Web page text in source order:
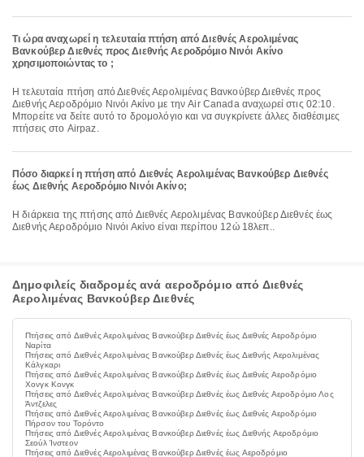
Τι ώρα αναχωρεί η τελευταία πτήση από Διεθνές Αερολιμένας
Βανκούβερ Διεθνές προς Διεθνής Αεροδρόμιο Νινόι Ακίνο
χρησιμοποιώντας το ;
Η τελευταία πτήση από Διεθνές Αερολιμένας Βανκούβερ Διεθνές προς
Διεθνής Αεροδρόμιο Νινόι Ακίνο με την Air Canada αναχωρεί στις 02:10.
Μπορείτε να δείτε αυτό το δρομολόγιο και να συγκρίνετε άλλες διαθέσιμες
πτήσεις στο Airpaz.
Πόσο διαρκεί η πτήση από Διεθνές Αερολιμένας Βανκούβερ Διεθνές
έως Διεθνής Αεροδρόμιο Νινόι Ακίνο;
Η διάρκεια της πτήσης από Διεθνές Αερολιμένας Βανκούβερ Διεθνές έως
Διεθνής Αεροδρόμιο Νινόι Ακίνο είναι περίπου 12ώ 18λεπ..
Δημοφιλείς διαδρομές ανά αεροδρόμιο από Διεθνές
Αερολιμένας Βανκούβερ Διεθνές
Πτήσεις από Διεθνές Αερολιμένας Βανκούβερ Διεθνές έως Διεθνές Αεροδρόμιο
Ναρίτα
Πτήσεις από Διεθνές Αερολιμένας Βανκούβερ Διεθνές έως Διεθνής Αερολιμένας
Κάλγκαρι
Πτήσεις από Διεθνές Αερολιμένας Βανκούβερ Διεθνές έως Διεθνές Αεροδρόμιο
Χονγκ Κονγκ
Πτήσεις από Διεθνές Αερολιμένας Βανκούβερ Διεθνές έως Διεθνές Αεροδρόμιο Λος
Άντζελες
Πτήσεις από Διεθνές Αερολιμένας Βανκούβερ Διεθνές έως Διεθνές Αεροδρόμιο
Πήρσον του Τορόντο
Πτήσεις από Διεθνές Αερολιμένας Βανκούβερ Διεθνές έως Διεθνής Αεροδρόμιο
Σεούλ Ίνστεον
Πτήσεις από Διεθνές Αερολιμένας Βανκούβερ Διεθνές έως Αεροδρόμιο